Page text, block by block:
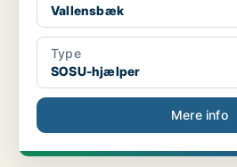
Vallensbæk
Type
SOSU-hjælper
Mere info